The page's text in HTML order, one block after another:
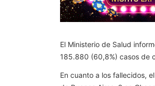
El Ministerio de Salud
185.880 (60,8%) casos de
En cuanto a los fallecidos,